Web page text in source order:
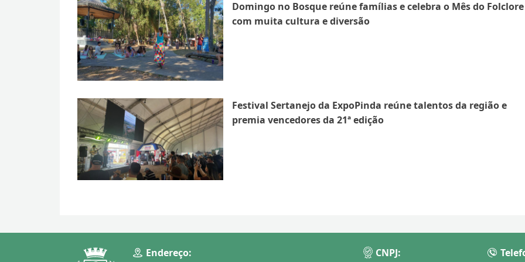
Domingo no Bosque reúne famílias e celebra o Mês do Folclore
com muita cultura e diversão
Festival Sertanejo da ExpoPinda reúne talentos da região e
premia vencedores da 21ª edição
Endereço:
CNPJ: